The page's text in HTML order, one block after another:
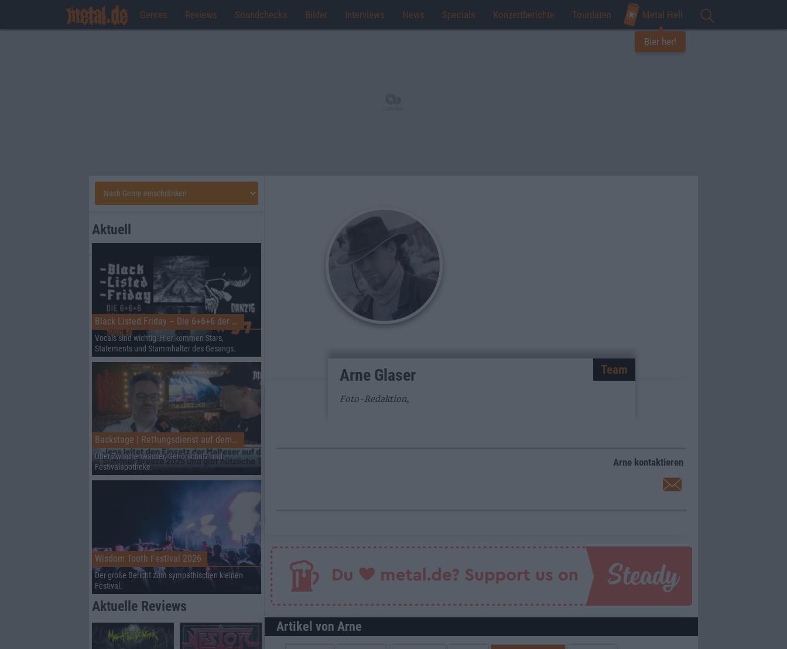
Genres Reviews Soundchecks Bilder Interviews News Specials Konzertberichte Tourdaten Metal Hell
Bier her!
Team
Arne Glaser
Foto-Redaktion,
Arne kontaktieren
Artikel von Arne
Aktuell
Black Listed Friday – Die 6+6+6 der Woche
Vocals sind wichtig: Hier kommen Stars,
Statements und Stammhalter des Gesangs.
Backstage | Rettungsdienst auf dem Summer Breeze
Über Zwischenwasser, Gehörschutz und
Festivalapotheke.
Wisdom Tooth Festival 2026
Der große Bericht zum sympathischen kleinen
Festival.
Aktuelle Reviews